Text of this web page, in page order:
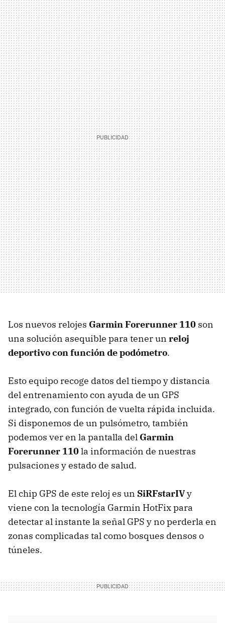
Los nuevos relojes Garmin Forerunner 110 son
una solución asequible para tener un reloj
deportivo con función de podómetro.
Esto equipo recoge datos del tiempo y distancia
del entrenamiento con ayuda de un GPS
integrado, con función de vuelta rápida incluida.
Si disponemos de un pulsómetro, también
podemos ver en la pantalla del Garmin
Forerunner 110la información de nuestras
pulsaciones y estado de salud.
El chip GPS de este reloj es un SiRFstarIVy
viene con la tecnología Garmin HotFix para
detectar al instante la señal GPS y no perderla en
zonas complicadas tal como bosques densos o
túneles.